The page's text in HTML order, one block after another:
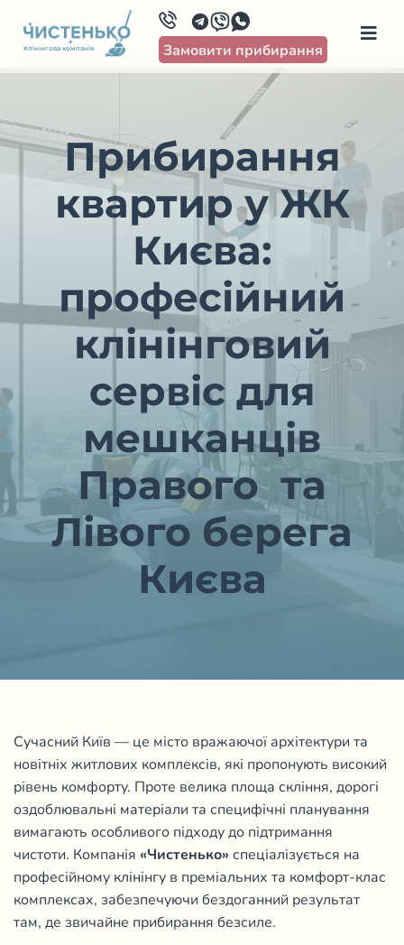
Клінінгова компанія Замовити прибирання
Прибирання
квартир у ЖК
Києва:
професійний
клінінговий
сервіс для
мешканців
Правого та
Лівого берега
Києва
Сучасний Київ — це місто вражаючої архітектури та
новітніх житлових комплексів, які пропонують високий
рівень комфорту. Проте велика площа скління, дорогі
оздоблювальні матеріали та специфічні планування
вимагають особливого підходу до підтримання
чистоти. Компанія «Чистенько» спеціалізується на
професійному клінінгу в преміальних та комфорт-клас
комплексах, забезпечуючи бездоганний результат
там, де звичайне прибирання безсиле.